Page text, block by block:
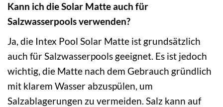
Kann ich die Solar Matte auch für
Salzwasserpools verwenden?
Ja, die Intex Pool Solar Matte ist grundsätzlich
auch für Salzwasserpools geeignet. Es ist jedoch
wichtig, die Matte nach dem Gebrauch gründlich
mit klarem Wasser abzuspülen, um
Salzablagerungen zu vermeiden. Salz kann auf